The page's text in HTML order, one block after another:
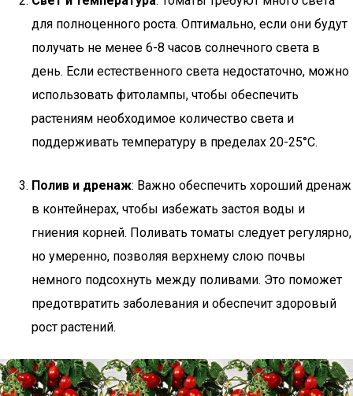
для полноценного роста. Оптимально, если они будут
получать не менее 6-8 часов солнечного света в
день. Если естественного света недостаточно, можно
использовать фитолампы, чтобы обеспечить
растениям необходимое количество света и
поддерживать температуру в пределах 20-25°C.
Полив и дренаж: Важно обеспечить хороший дренаж
в контейнерах, чтобы избежать застоя воды и
гниения корней. Поливать томаты следует регулярно,
но умеренно, позволяя верхнему слою почвы
немного подсохнуть между поливами. Это поможет
предотвратить заболевания и обеспечит здоровый
рост растений.